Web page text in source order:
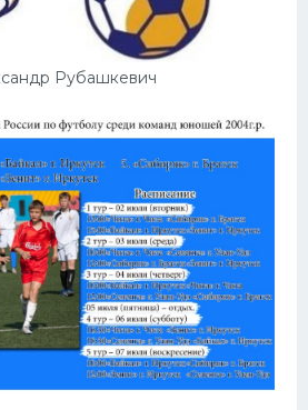
Рубашкевич